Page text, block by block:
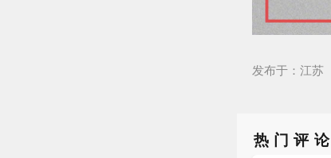
发布于：江苏
热门评论